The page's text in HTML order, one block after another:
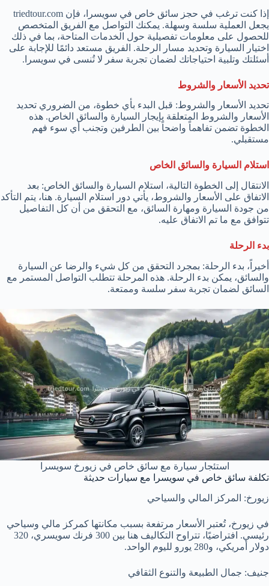
إذا كنت ترغب في حجز سائق خاص في سويسرا، فإن triedtour.com
يجعل العملية سلسة وسهلة. يمكنك التواصل مع الفريق المتخصص
للحصول على معلومات تفصيلية حول الخدمات المتاحة، بما في ذلك
اختيار السيارة وتحديد مسار الرحلة. الفريق مستعد دائمًا للإجابة على
أسئلتك وتلبية احتياجاتك لضمان تجربة سفر لا تُنسى في سويسرا.
تحديد الأسعار والشروط
تحديد الأسعار والشروط: قبل البدء بأي خطوة، من الضروري تحديد
الأسعار والشروط المتعلقة بإيجار السيارة والسائق الخاص. هذه
الخطوة تضمن تفاهماً واضحاً بين الطرفين وتجنب أي سوء فهم
مستقبلي.
استلام السيارة والسائق الخاص
الانتقال إلى الخطوة التالية، استلام السيارة والسائق الخاص: بعد
الاتفاق على الأسعار والشروط، يأتي دور استلام السيارة. هنا، يتم التأكد
من جودة السيارة ومهارة السائق، مع التحقق من أن كل التفاصيل
تتوافق مع ما تم الاتفاق عليه.
بدء الرحلة
أخيراً، بدء الرحلة: بمجرد التحقق من كل شيء والرضا عن السيارة
والسائق، يمكن بدء الرحلة. هذه المرحلة تتطلب التواصل المستمر مع
السائق لضمان تجربة سفر سلسة وممتعة.
استئجار سيارة مع سائق خاص في زيورخ سويسرا
تكلفة سائق خاص في سويسرا مع سيارات حديثة
زيورخ: المركز المالي والسياحي
في زيورخ، تُعتبر الأسعار مرتفعة بسبب مكانتها كمركز مالي وسياحي
رئيسي. افتراضيًا، تتراوح التكاليف هنا بين 300 فرنك سويسري، 320
دولار أمريكي، و280 يورو لليوم الواحد.
جنيف: جمال الطبيعة والتنوع الثقافي